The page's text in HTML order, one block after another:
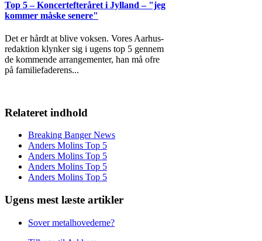
Top 5 – Koncertefteråret i Jylland – "jeg
kommer måske senere"
Det er hårdt at blive voksen. Vores Aarhus-
redaktion klynker sig i ugens top 5 gennem
de kommende arrangementer, han må ofre
på familiefaderens...
Relateret indhold
Breaking Banger News
Anders Molins Top 5
Anders Molins Top 5
Anders Molins Top 5
Anders Molins Top 5
Ugens mest læste artikler
Sover metalhovederne?